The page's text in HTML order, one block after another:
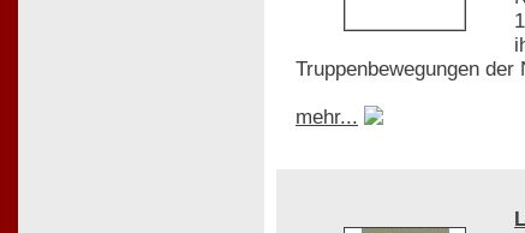
Truppenbewegungen
mehr...